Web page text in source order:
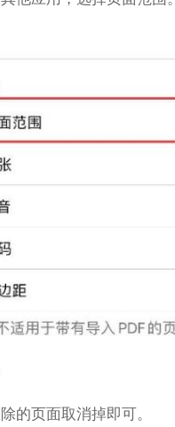
的页面取消掉即可。